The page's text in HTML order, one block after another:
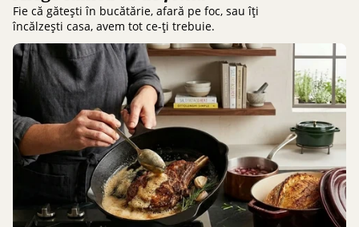
Fie că gătești în bucătărie, afară pe foc, sau îți
încălzești casa, avem tot ce-ți trebuie.
Gătit în Bucătărie